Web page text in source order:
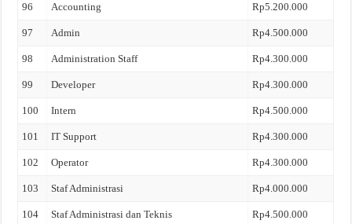
96 Accounting Rp5.200.000
97 Admin Rp4.500.000
98 Administration Staff Rp4.300.000
99 Developer Rp4.300.000
100 Intern Rp4.500.000
101 IT Support Rp4.300.000
102 Operator Rp4.300.000
103 Staf Administrasi Rp4.000.000
104 Staf Administrasi dan Teknis Rp4.500.000